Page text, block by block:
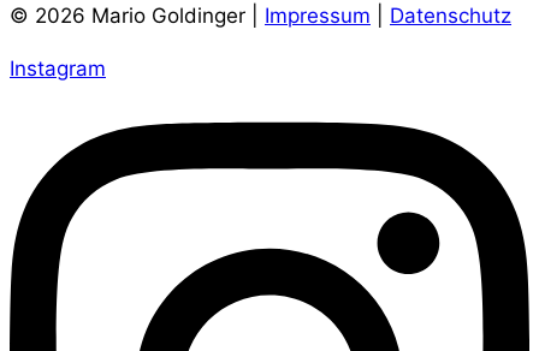
© 2026 Mario Goldinger | Impressum Datenschutz
Instagram